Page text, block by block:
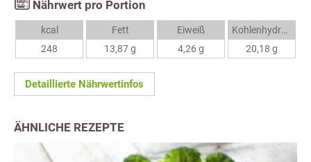
Nährwert pro Portion
kcal
248
Fett
13,87 g
Eiweiß
4,26 g
Kohlenhydrate
20,18 g
Detaillierte Nährwertinfos
ÄHNLICHE REZEPTE